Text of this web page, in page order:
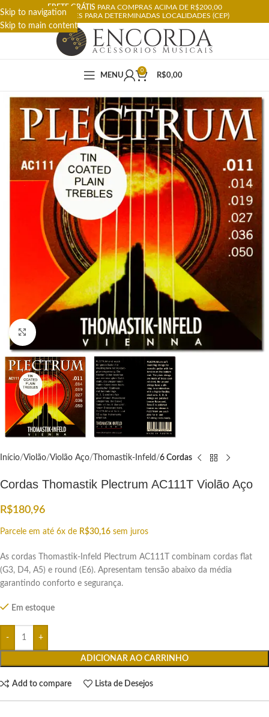
Skip to navigation
Skip to main content
FRETE GRÁTIS PARA COMPRAS ACIMA DE R$200,00
RESTRIÇÕES PARA DETERMINADAS LOCALIDADES (CEP)
MENU
0
R$0,00
Click to enlarge
Início Violão Violão Aço Thomastik-Infeld 6 Cordas
Cordas Thomastik Plectrum AC111T Violão Aço
R$180,96
Parcele em até 6x de R$30,16 sem juros
As cordas Thomastik-Infeld Plectrum AC111T combinam cordas flat
(G3, D4, A5) e round (E6). Apresentam tensão abaixo da média
garantindo conforto e segurança.
Em estoque
ADICIONAR AO CARRINHO
Add to compare Lista de Desejos